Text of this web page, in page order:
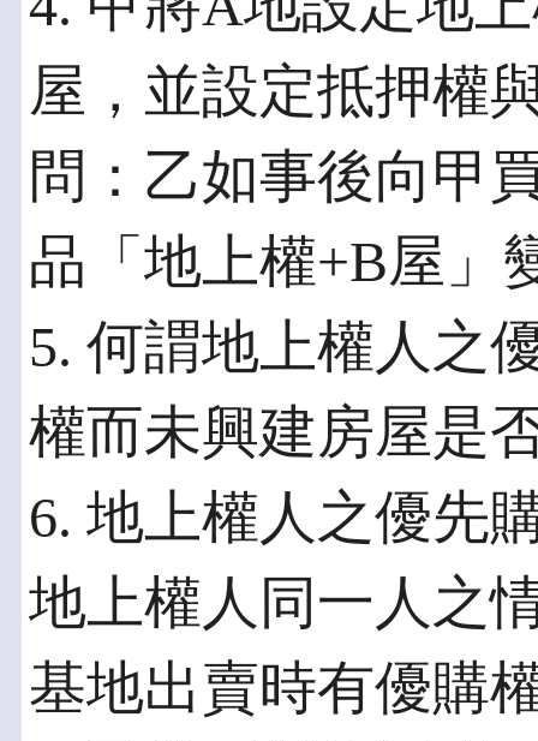
屋，並設定抵押權
問：乙如事後向甲
品「地上權+B屋」
5. 何謂地上權人之
權而未興建房屋是
6. 地上權人之優先
地上權人同一人之
基地出賣時有優購